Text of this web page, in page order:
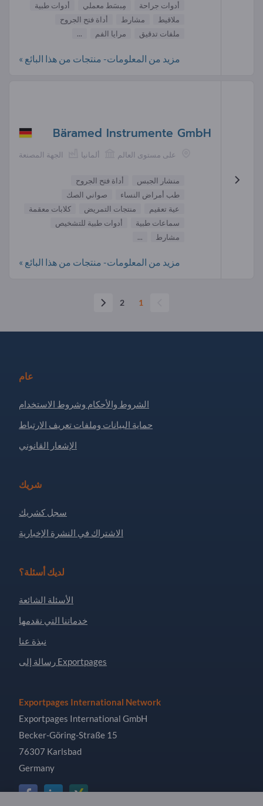
أدوات جراحة
مِبسَط معملي
أدوات طبية
ملاقيط
مشارط
أداة فتح الجروح
ملفات تدقيق
مرايا الفم ...
مزيد من المعلومات- منتجات من هذا البائع »
Bäramed Instrumente GmbH
الجهة المصنعة ألمانيا على مستوى العالم
منشار الجبس
أداة فتح الجروح
طب أمراض النساء
صواني الصك
عية تعقيم
منتجات التمريض
كلابات معقمة
سماعات طبية
أدوات طبية للتشخيص
مشارط
...
مزيد من المعلومات- منتجات من هذا البائع »
1
2
عام
الشروط والأحكام وشروط الاستخدام
حماية البيانات وملفات تعريف الارتباط
الإشعار القانوني
شريك
سجل كشريك
الاشتراك في النشرة الإخبارية
لديك أسئلة؟
الأسئلة الشائعة
خدماتنا التي نقدمها
نبذة عنا
رسالة إلى Exportpages
Exportpages International Network
Exportpages International GmbH
Becker-Göring-Straße 15
76307 Karlsbad
Germany